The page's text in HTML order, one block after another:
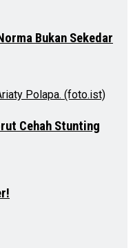
Bukan Sekedar
Cehah Stunting